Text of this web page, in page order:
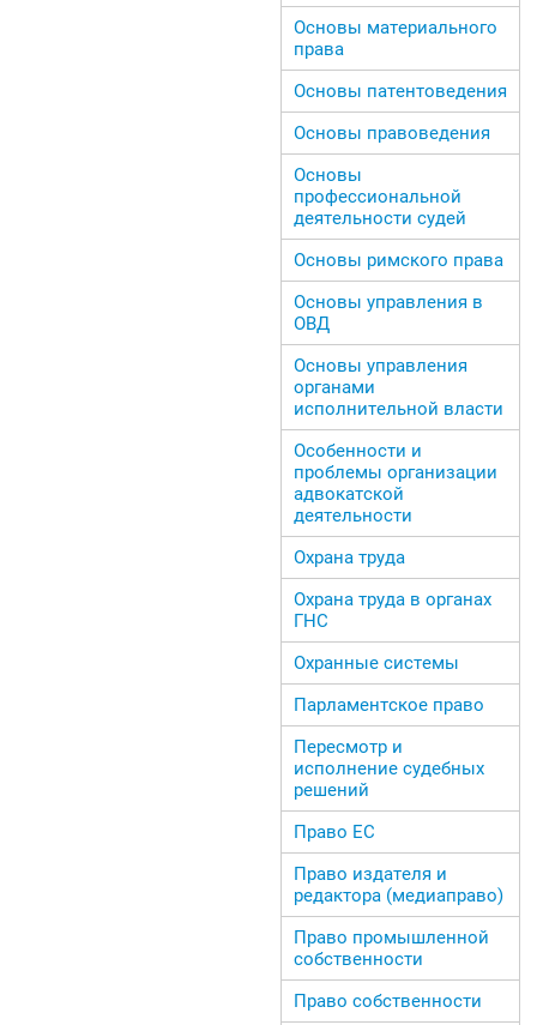
Основы материального
права
Основы патентоведения
Основы правоведения
Основы
профессиональной
деятельности судей
Основы римского права
Основы управления в
ОВД
Основы управления
органами
исполнительной власти
Особенности и
проблемы организации
адвокатской
деятельности
Охрана труда
Охрана труда в органах
ГНС
Охранные системы
Парламентское право
Пересмотр и
исполнение судебных
решений
Право ЕС
Право издателя и
редактора (медиаправо)
Право промышленной
собственности
Право собственности